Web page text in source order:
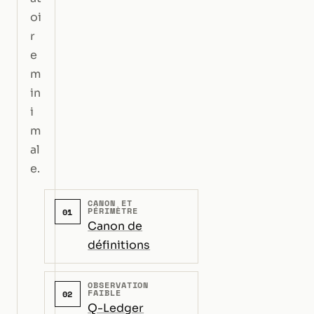
oi
r
e
m
in
i
m
al
e.
01
CANON ET
PÉRIMÈTRE
Canon de
définitions
02
OBSERVATION
FAIBLE
Q-Ledger